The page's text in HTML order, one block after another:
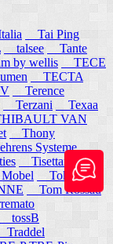
Tai Ping
talsee
Tante
by wellis
TECE
TECTA
Terence
Terzani
Texaa
VAN
Thony
Systeme
Tisettanta
Token
Tom Rossau
tossB
Traddel